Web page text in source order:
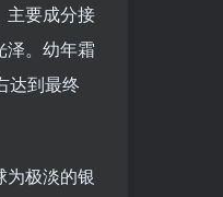
主要成分接
泽。幼年霜
达到最终
极淡的银